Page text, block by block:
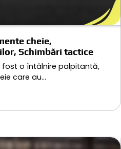
cheie,
Schimbări tactice
fost o întâlnire palpitantă,
care au…